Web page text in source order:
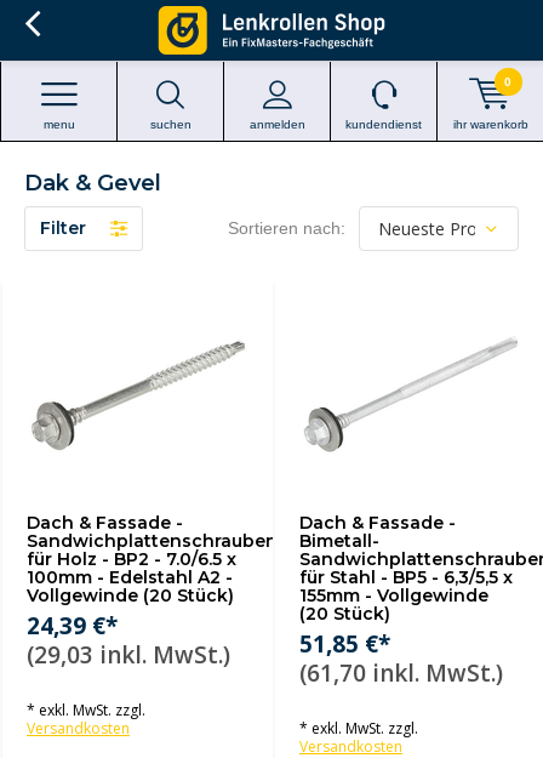
suchen anmelden
menu kundendienst ihr warenkorb
0
Dak & Gevel
Filter Sortieren nach:
Dach & Fassade -
Sandwichplattenschrauben
für Holz - BP2 - 7.0/6.5 x
100mm - Edelstahl A2 -
Vollgewinde (20 Stück)
24,39 €*
(29,03 inkl. MwSt.)
* exkl. MwSt. zzgl.
Versandkosten
Dach & Fassade -
Bimetall-
für Stahl - BP5 - 6,3/5,5 x
155mm - Vollgewinde
(20 Stück)
51,85 €*
(61,70 inkl. MwSt.)
* exkl. MwSt. zzgl.
Versandkosten